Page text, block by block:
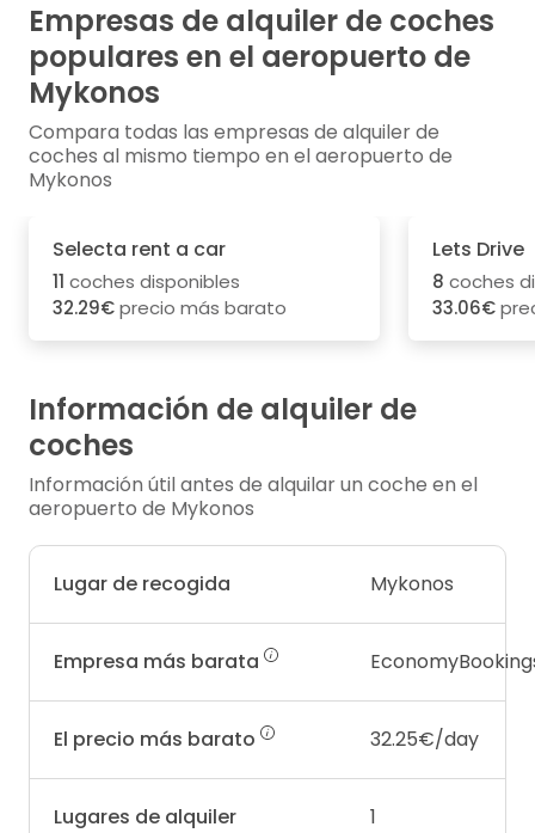
Empresas de alquiler de coches
populares en el aeropuerto de
Mykonos
Compara todas las empresas de alquiler de
coches al mismo tiempo en el aeropuerto de
Mykonos
Selecta rent a car
11 coches disponibles
32.29€precio más barato
Lets Drive
8 coches
33.06€
Información de alquiler de
coches
Información útil antes de alquilar un coche en el
aeropuerto de Mykonos
Lugar de recogida Mykonos
Empresa más barata
El precio más barato 32.25€/day
Lugares de alquiler 1